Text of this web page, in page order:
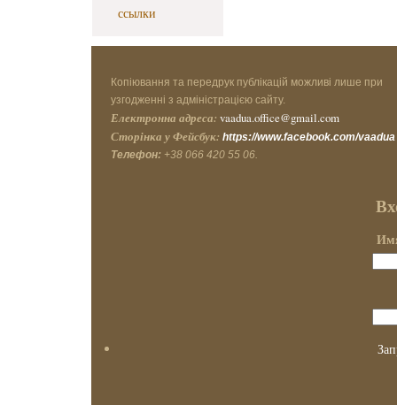
ссылки
Копіювання та передрук публікацій можливі лише при
узгодженні з адміністрацією сайту.
Електронна адреса: vaadua.office@gmail.com
Сторінка у Фейсбук: https://www.facebook.com/vaadua
Телефон: +38 066 420 55 06.